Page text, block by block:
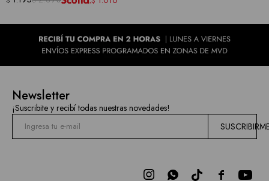
Newsletter
¡Suscribite y recibí todas nuestras novedades!

 